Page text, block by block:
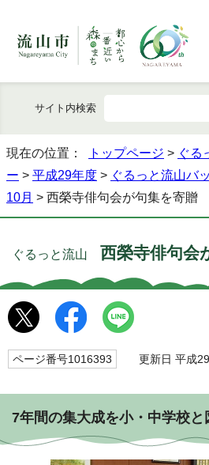
サイト内検索
現在の位置： トップページ > ぐる
ー > 平成29年度 > ぐるっと流山バ
10月 > 西榮寺俳句会が句集を寄贈
ぐるっと流山 西榮寺俳句会
ページ番号1016393 更新日 平成29
7年間の集大成を小・中学校と